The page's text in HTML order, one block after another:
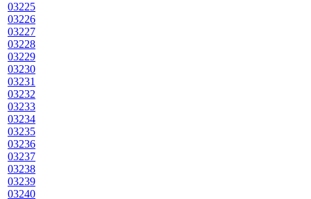
03225
03226
03227
03228
03229
03230
03231
03232
03233
03234
03235
03236
03237
03238
03239
03240